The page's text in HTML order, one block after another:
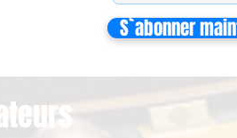
S`abonner